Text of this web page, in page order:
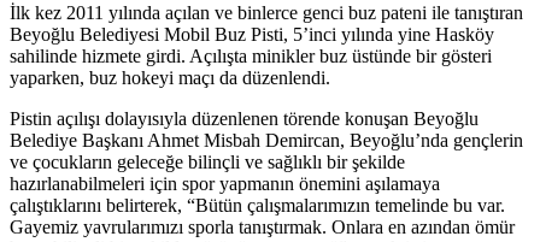
İlk kez 2011 yılında açılan ve binlerce genci buz pateni ile tanıştıran
Beyoğlu Belediyesi Mobil Buz Pisti, 5’inci yılında yine Hasköy
sahilinde hizmete girdi. Açılışta minikler buz üstünde bir gösteri
yaparken, buz hokeyi maçı da düzenlendi.
Pistin açılışı dolayısıyla düzenlenen törende konuşan Beyoğlu
Belediye Başkanı Ahmet Misbah Demircan, Beyoğlu’nda gençlerin
ve çocukların geleceğe bilinçli ve sağlıklı bir şekilde
hazırlanabilmeleri için spor yapmanın önemini aşılamaya
çalıştıklarını belirterek, “Bütün çalışmalarımızın temelinde bu var.
Gayemiz yavrularımızı sporla tanıştırmak. Onlara en azından ömür